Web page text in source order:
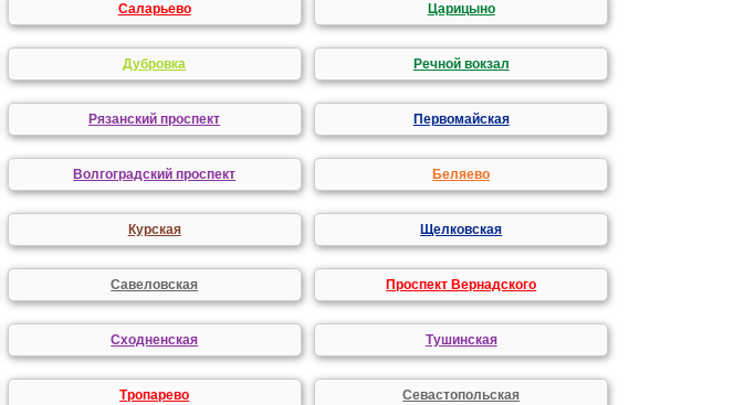
Саларьево Царицыно
Дубровка Речной вокзал
Рязанский проспект Первомайская
Волгоградский проспект Беляево
Курская Щелковская
Савеловская Проспект Вернадского
Сходненская Тушинская
Тропарево Севастопольская